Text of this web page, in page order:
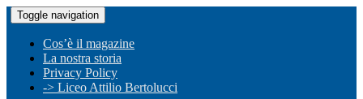
Toggle navigation
Cos’è il magazine
La nostra storia
Privacy Policy
-> Liceo Attilio Bertolucci